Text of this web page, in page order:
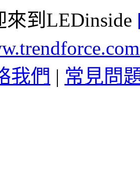
來到LEDinside
我們 | 常見問